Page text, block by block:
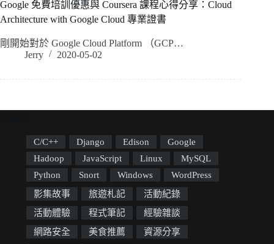
Google 免費培訓優惠與 Coursera 課程心得分享：Cloud
Architecture with Google Cloud 專業證書
剛開始對於 Google Cloud Platform （GCP…
Jerry
2020-05-02
C/C++ Django Edison
Google
Hadoop
JavaScript Linux
MySQL
Python
Snort Windows
WordPress
影集故事
旅遊札記
活動紀錄
活動體驗
程式筆記
經驗雜談
網路安全
美食推薦
資源分享